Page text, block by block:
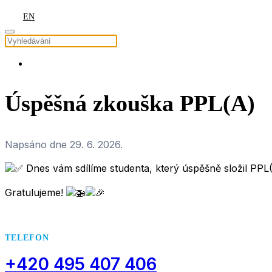
EN
Úspěšná zkouška PPL(A)
Napsáno dne 29. 6. 2026.
Dnes vám sdílíme studenta, který úspěšně složil
Gratulujeme!
TELEFON
+420 495 407 406